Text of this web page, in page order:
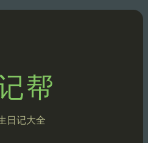
帮
日记大全